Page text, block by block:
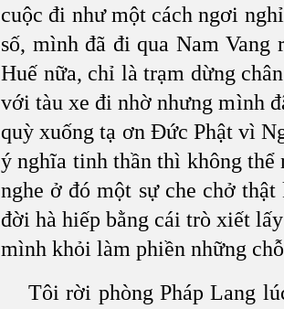
cuộc đi như một cách ngơi
số, mình đã đi qua Nam
Huế nữa, chỉ là trạm dừng
với tàu xe đi nhờ nhưng mình
quỳ xuống tạ ơn Đức Phật vì
ý nghĩa tinh thần thì không thể
nghe ở đó một sự che chở
đời hà hiếp bằng cái trò xiết
mình khỏi làm phiền những
Tôi rời phòng Pháp Lang